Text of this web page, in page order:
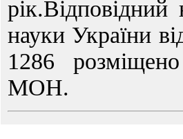
рік.Відповідний
науки України
1286
МОН.